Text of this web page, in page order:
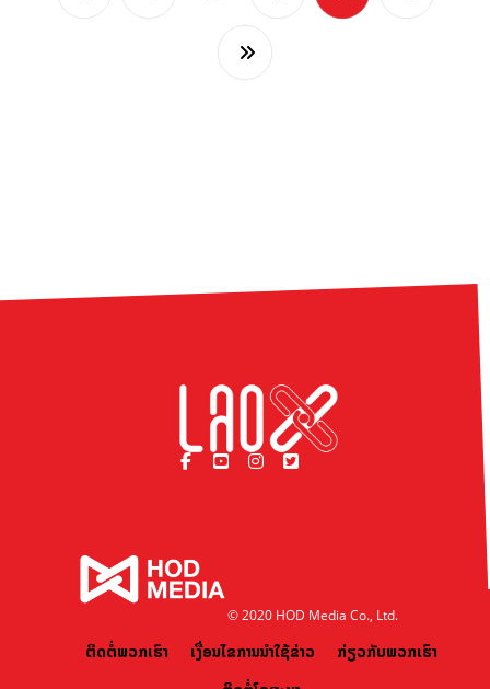
© 2020 HOD Media Co., Ltd.
ຕິດຕໍ່ພວກເຮົາ ເງື່ອນໄຂການນຳໃຊ້ຂ່າວ
ກ່ຽວກັບພວກເຮົາ